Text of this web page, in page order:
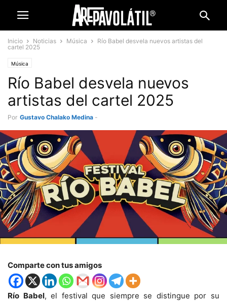
Inicio Noticias Música
Río Babel desvela nuevos artistas del
cartel 2025
Música
Río Babel desvela nuevos
artistas del cartel 2025
Por Gustavo Chalako Medina -
Comparte con tus amigos
Río Babel, el festival que siempre se distingue por su